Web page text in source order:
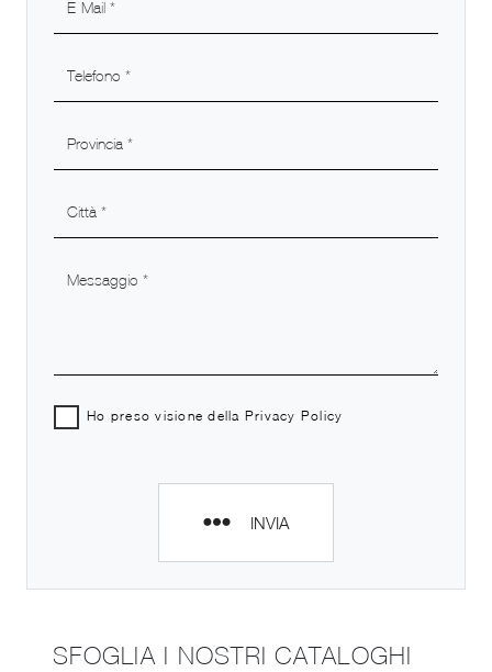
Ho preso visione della Privacy Policy
INVIA
SFOGLIA I NOSTRI CATALOGHI